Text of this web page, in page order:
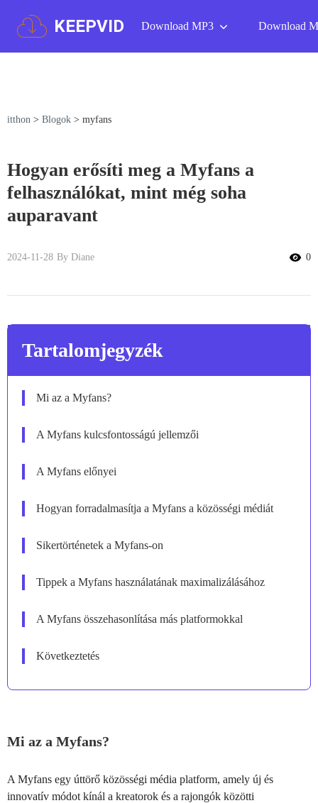
KEEPVID Download MP3 Download
itthon > Blogok > myfans
Hogyan erősíti meg a Myfans a
felhasználókat, mint még soha
auparavant
2024-11-28 By Diane 0
Tartalomjegyzék
Mi az a Myfans?
A Myfans kulcsfontosságú jellemzői
A Myfans előnyei
Hogyan forradalmasítja a Myfans a közösségi médiát
Sikertörténetek a Myfans-on
Tippek a Myfans használatának maximalizálásához
A Myfans összehasonlítása más platformokkal
Következtetés
Mi az a Myfans?
A Myfans egy úttörő közösségi média platform, amely új és
innovatív módot kínál a kreatorok és a rajongók közötti